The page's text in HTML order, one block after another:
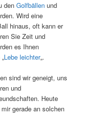
denGolfbällenund
Wird eine
hinaus, oft kann er
Sie Zeit und
es Ihnen
Lebe leichter„.
sind wir geneigt, uns
und
Heute
gerade an solchen